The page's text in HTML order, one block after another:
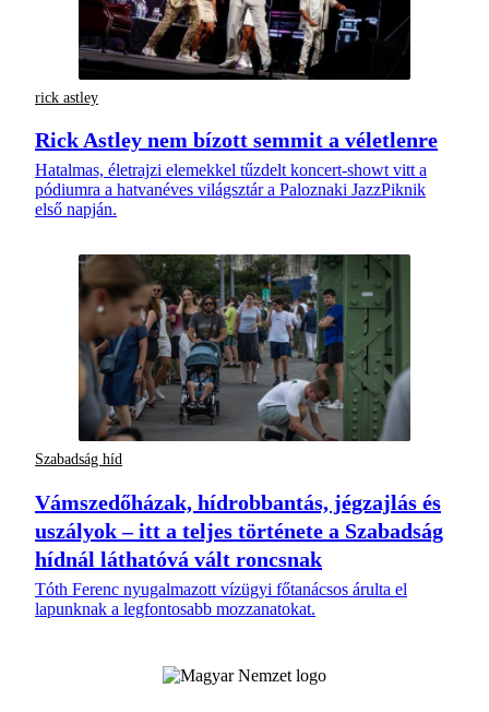
rick astley
Rick Astley nem bízott semmit a véletlenre
Hatalmas, életrajzi elemekkel tűzdelt koncert-showt vitt a
pódiumra a hatvanéves világsztár a Paloznaki JazzPiknik
első napján.
Szabadság híd
Vámszedőházak, hídrobbantás, jégzajlás és
uszályok – itt a teljes története a Szabadság
hídnál láthatóvá vált roncsnak
Tóth Ferenc nyugalmazott vízügyi főtanácsos árulta el
lapunknak a legfontosabb mozzanatokat.